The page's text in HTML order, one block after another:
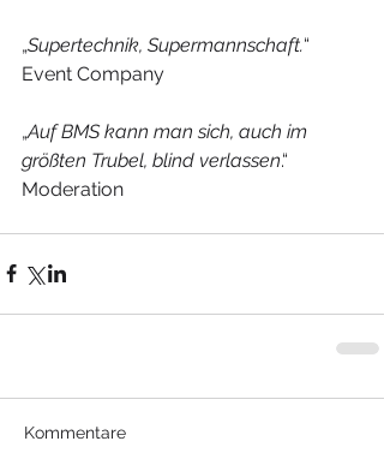
„Supertechnik, Supermannschaft.“
Event Company
„Auf BMS kann man sich, auch im
größten Trubel, blind verlassen.“
Moderation
Kommentare